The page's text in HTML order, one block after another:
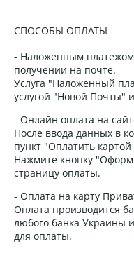
СПОСОБЫ ОПЛАТЫ
- Наложенным
получении на почте.
Услуга "Наложенный
услугой "Новой Почты"
- Онлайн оплата на
После ввода данных в
пункт "Оплатить
Нажмите кнопку
страницу оплаты.
- Оплата на карту
Оплата производится
любого банка Украины
для оплаты.